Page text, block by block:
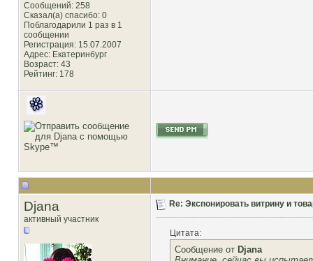
Сообщений: 258
Сказал(а) спасибо: 0
Поблагодарили 1 раз в 1
сообщении
Регистрация: 15.07.2007
Адрес: Екатеринбург
Возраст: 43
Рейтинг: 178
Djana
активный участник
Re: Экспонировать витрину и
Цитата:
Сообщение от Djana